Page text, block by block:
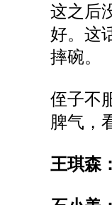
这之后
好。 这
摔碗。
侄子不
脾气，
王琪森：